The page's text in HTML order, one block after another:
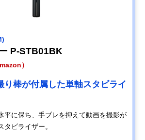
P-STB01BK
）
り棒が付属した単軸スタビライ
平に保ち、手ブレを抑えて動画を撮影が
タビライザー。